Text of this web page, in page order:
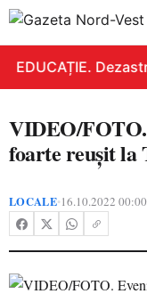
EDUCAȚIE.
VIDEO/
foarte reușit la
LOCALE•16.10.2022 00:00